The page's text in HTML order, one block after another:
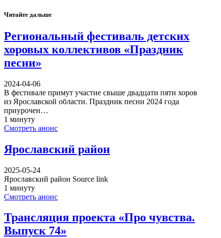
Читайте дальше
Региональный фестиваль детских
хоровых коллективов «Праздник
песни»
2024-04-06
В фестивале примут участие свыше двадцати пяти хоров
из Ярославской области. Праздник песни 2024 года
приурочен…
1 минуту
Смотреть анонс
Ярославский район
2025-05-24
Ярославский район Source link
1 минуту
Смотреть анонс
Трансляция проекта «Про чувства.
Выпуск 74»